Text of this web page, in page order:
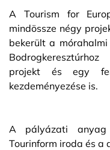
A Tourism for
mindössze négy
bekerült a
projekt és egy
kezdeményezése is.
A pályázati anyag
Tourinform iroda és a